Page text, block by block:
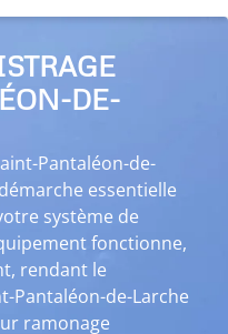
DE-
Pantaléon-de-
essentielle
système de
fonctionne,
rendant le
Pantaléon-de-Larche
ramonage